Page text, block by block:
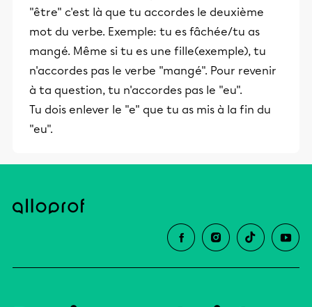
"être" c'est là que tu accordes le deuxième
mot du verbe. Exemple: tu es fâchée/tu as
mangé. Même si tu es une fille(exemple), tu
n'accordes pas le verbe "mangé". Pour revenir
à ta question, tu n'accordes pas le "eu".
Tu dois enlever le "e" que tu as mis à la fin du
"eu".